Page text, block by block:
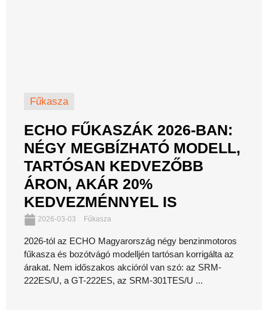
Fűkasza
ECHO FŰKASZÁK 2026-BAN:
NÉGY MEGBÍZHATÓ MODELL,
TARTÓSAN KEDVEZŐBB
ÁRON, AKÁR 20%
KEDVEZMÉNNYEL IS
2026-03-03 Fűkasza
2026-tól az ECHO Magyarország négy benzinmotoros
fűkasza és bozótvágó modelljén tartósan korrigálta az
árakat. Nem időszakos akcióról van szó: az SRM-
222ES/U, a GT-222ES, az SRM-301TES/U ...